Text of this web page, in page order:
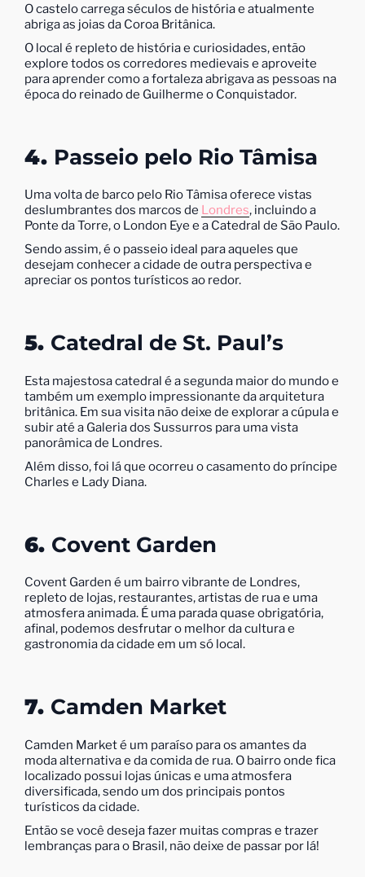
O castelo carrega séculos de história e atualmente
abriga as joias da Coroa Britânica.
O local é repleto de história e curiosidades, então
explore todos os corredores medievais e aproveite
para aprender como a fortaleza abrigava as pessoas na
época do reinado de Guilherme o Conquistador.
4. Passeio pelo Rio Tâmisa
Uma volta de barco pelo Rio Tâmisa oferece vistas
deslumbrantes dos marcos de Londres, incluindo a
Ponte da Torre, o London Eye e a Catedral de São Paulo.
Sendo assim, é o passeio ideal para aqueles que
desejam conhecer a cidade de outra perspectiva e
apreciar os pontos turísticos ao redor.
5. Catedral de St. Paul’s
Esta majestosa catedral é a segunda maior do mundo e
também um exemplo impressionante da arquitetura
britânica. Em sua visita não deixe de explorar a cúpula e
subir até a Galeria dos Sussurros para uma vista
panorâmica de Londres.
Além disso, foi lá que ocorreu o casamento do príncipe
Charles e Lady Diana.
6. Covent Garden
Covent Garden é um bairro vibrante de Londres,
repleto de lojas, restaurantes, artistas de rua e uma
atmosfera animada. É uma parada quase obrigatória,
afinal, podemos desfrutar o melhor da cultura e
gastronomia da cidade em um só local.
7. Camden Market
Camden Market é um paraíso para os amantes da
moda alternativa e da comida de rua. O bairro onde fica
localizado possui lojas únicas e uma atmosfera
diversificada, sendo um dos principais pontos
turísticos da cidade.
Então se você deseja fazer muitas compras e trazer
lembranças para o Brasil, não deixe de passar por lá!